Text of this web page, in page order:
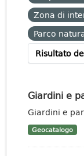
Zona di
Parco
Risultato
Giardini e
Giardini e
Geocatalogo